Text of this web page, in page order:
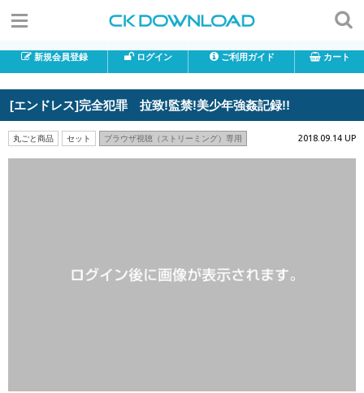
新規会員登録 ログイン ご利用ガイド カート
[エンドレス]完全犯罪 拉致!監禁!美少年強姦記録!!
丸ごと商品 セット ブラウザ視聴（ストリーミング）専用 2018.09.14 UP